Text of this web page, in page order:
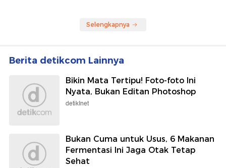
Selengkapnya
Berita detikcom Lainnya
Bikin Mata Tertipu! Foto-foto Ini
Nyata, Bukan Editan Photoshop
detikInet
Bukan Cuma untuk Usus, 6 Makanan
Fermentasi Ini Jaga Otak Tetap
Sehat